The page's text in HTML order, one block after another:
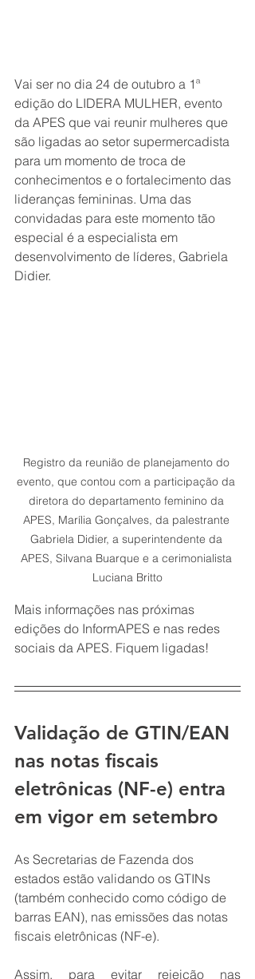
Vai ser no dia 24 de outubro a 1ª
edição do LIDERA MULHER, evento
da APES que vai reunir mulheres que
são ligadas ao setor supermercadista
para um momento de troca de
conhecimentos e o fortalecimento das
lideranças femininas. Uma das
convidadas para este momento tão
especial é a especialista em
desenvolvimento de líderes, Gabriela
Didier.
Registro da reunião de planejamento do
evento, que contou com a participação da
diretora do departamento feminino da
APES, Marília Gonçalves, da palestrante
Gabriela Didier, a superintendente da
APES, Silvana Buarque e a cerimonialista
Luciana Britto
Mais informações nas próximas
edições do InformAPES e nas redes
sociais da APES. Fiquem ligadas!
Validação de GTIN/EAN
nas notas fiscais
eletrônicas (NF-e) entra
em vigor em setembro
As Secretarias de Fazenda dos
estados estão validando os GTINs
(também conhecido como código de
barras EAN), nas emissões das notas
fiscais eletrônicas (NF-e).
Assim, para evitar rejeição nas